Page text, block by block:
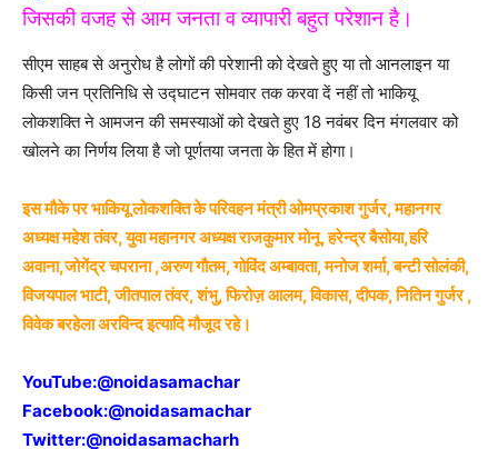
जिसकी वजह से आम जनता व व्यापारी बहुत परेशान है।
सीएम साहब से अनुरोध है लोगों की परेशानी को देखते हुए या तो आनलाइन या
किसी जन प्रतिनिधि से उद्घाटन सोमवार तक करवा दें नहीं तो भाकियू
लोकशक्ति ने आमजन की समस्याओं को देखते हुए 18 नवंबर दिन मंगलवार को
खोलने का निर्णय लिया है जो पूर्णतया जनता के हित में होगा।
इस मौके पर भाकियू लोकशक्ति के परिवहन मंत्री ओमप्रकाश गुर्जर, महानगर
अध्यक्ष महेश तंवर, युवा महानगर अध्यक्ष राजकुमार मोनू, हरेन्द्र बैसोया,हरि
अवाना,जोगेंद्र चपराना ,अरुण गौतम, गोविंद अम्बावता, मनोज शर्मा, बन्टी सोलंकी,
विजयपाल भाटी, जीतपाल तंवर, शंभु, फिरोज़ आलम, विकास, दीपक, नितिन गुर्जर ,
विवेक बरहेला अरविन्द इत्यादि मौजूद रहे।
YouTube:@noidasamachar
Facebook:@noidasamachar
Twitter:@noidasamacharh